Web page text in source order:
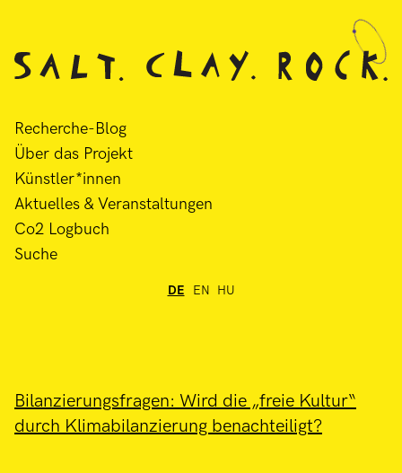
Recherche-Blog
Über das Projekt
Künstler*innen
Aktuelles & Veranstaltungen
Co2 Logbuch
Suche
DE EN HU
Bilanzierungsfragen: Wird die „freie Kultur“
durch Klimabilanzierung benachteiligt?